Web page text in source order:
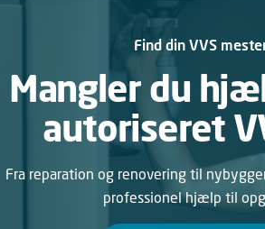
Find din VVS
Mangler du
autoriseret
Fra reparation og renovering til
professionel hjælp til